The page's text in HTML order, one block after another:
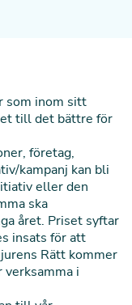
som inom sitt
till det bättre för
företag,
kampanj kan bli
eller den
ska
året. Priset syftar
insats för att
Rätt kommer
i